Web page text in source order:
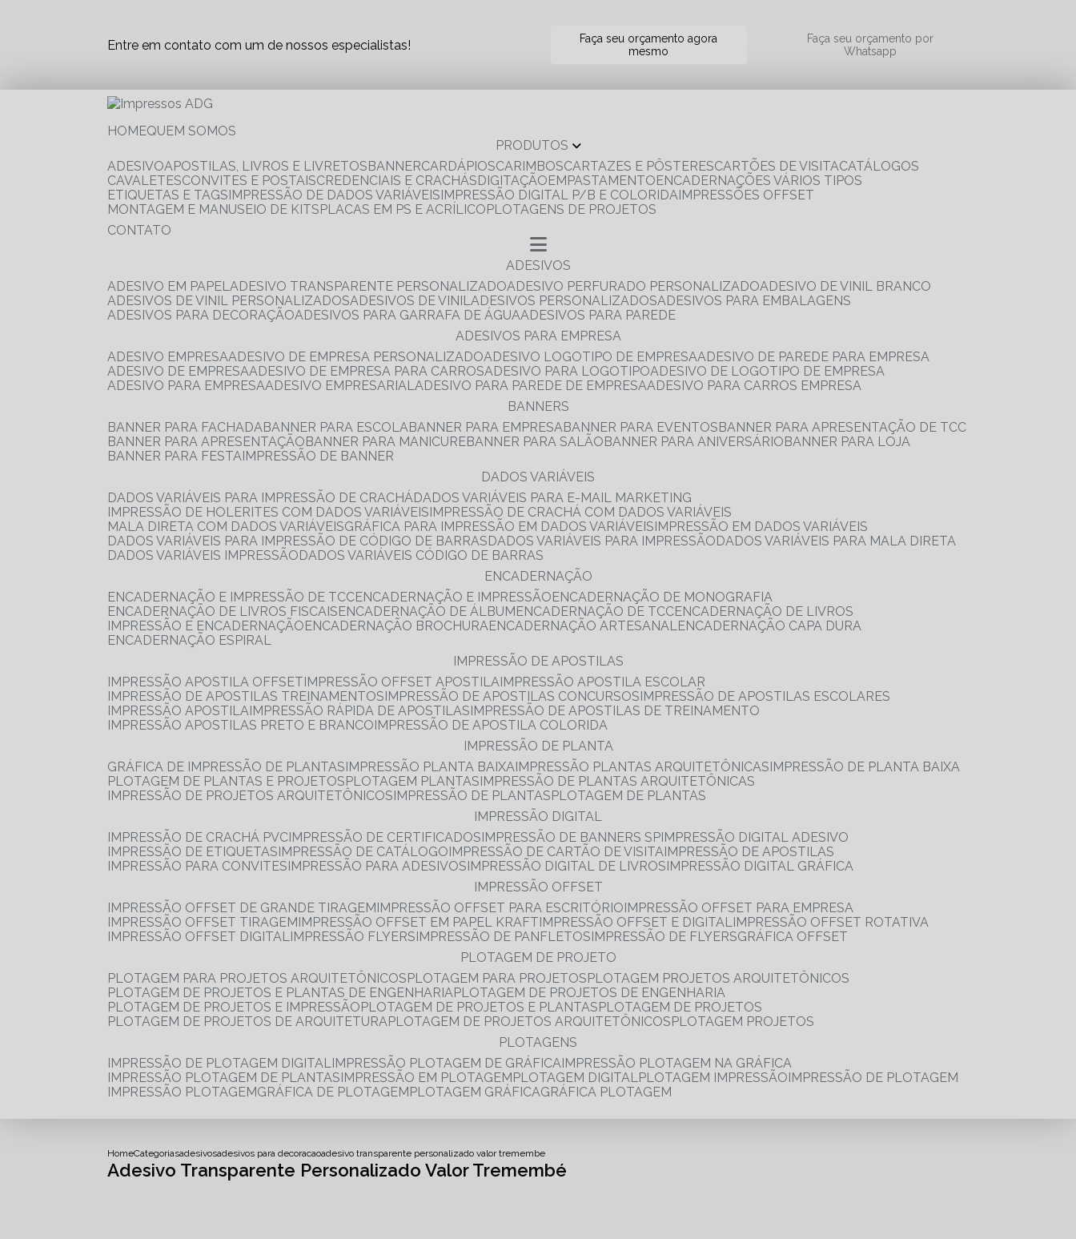
Entre em contato com um de nossos especialistas!
Faça seu orçamento agora
mesmo
Faça seu orçamento por
Whatsapp
HOME
QUEM SOMOS
PRODUTOS
ADESIVO
APOSTILAS, LIVROS E LIVRETOS BANNER CARDÁPIOS CARIMBOS CARTAZES E PÔSTERES CARTÕES DE VISITA
CATÁLOGOS
CAVALETES
CONVITES E POSTAIS CREDENCIAIS E CRACHÁS DIGITAÇÃO EMPASTAMENTO
ENCADERNAÇÕES VÁRIOS TIPOS
ETIQUETAS E TAGS IMPRESSÃO DE DADOS VARIÁVEIS IMPRESSÃO DIGITAL P/B E COLORIDA IMPRESSÕES OFFSET
MONTAGEM E MANUSEIO DE KITS
PLACAS EM PS E ACRÍLICO
PLOTAGENS DE PROJETOS
CONTATO
ADESIVOS
ADESIVO EM PAPEL
ADESIVO TRANSPARENTE PERSONALIZADO ADESIVO PERFURADO PERSONALIZADO
ADESIVO DE VINIL BRANCO
ADESIVOS DE VINIL PERSONALIZADOS
ADESIVOS DE VINIL ADESIVOS PERSONALIZADOS
ADESIVOS PARA EMBALAGENS
ADESIVOS PARA DECORAÇÃO
ADESIVOS PARA GARRAFA DE ÁGUA
ADESIVOS PARA PAREDE
ADESIVOS PARA EMPRESA
ADESIVO EMPRESA
ADESIVO DE EMPRESA PERSONALIZADO ADESIVO LOGOTIPO DE EMPRESA
ADESIVO DE PAREDE PARA EMPRESA
ADESIVO DE EMPRESA
ADESIVO DE EMPRESA PARA CARROS ADESIVO PARA LOGOTIPO
ADESIVO DE LOGOTIPO DE EMPRESA
ADESIVO PARA EMPRESA
ADESIVO EMPRESARIAL ADESIVO PARA PAREDE DE EMPRESA
ADESIVO PARA CARROS EMPRESA
BANNERS
BANNER PARA FACHADA
BANNER PARA ESCOLA BANNER PARA EMPRESA BANNER PARA EVENTOS
BANNER PARA APRESENTAÇÃO DE TCC
BANNER PARA APRESENTAÇÃO
BANNER PARA MANICURE BANNER PARA SALÃO BANNER PARA ANIVERSÁRIO
BANNER PARA LOJA
BANNER PARA FESTA IMPRESSÃO DE BANNER
DADOS VARIÁVEIS
DADOS VARIÁVEIS PARA IMPRESSÃO DE CRACHÁ
DADOS VARIÁVEIS PARA E-MAIL MARKETING
IMPRESSÃO DE HOLERITES COM DADOS VARIÁVEIS IMPRESSÃO DE CRACHÁ COM DADOS VARIÁVEIS
MALA DIRETA COM DADOS VARIÁVEIS
GRÁFICA PARA IMPRESSÃO EM DADOS VARIÁVEIS IMPRESSÃO EM DADOS VARIÁVEIS
DADOS VARIÁVEIS PARA IMPRESSÃO DE CÓDIGO DE BARRAS
DADOS VARIÁVEIS PARA IMPRESSÃO
DADOS VARIÁVEIS PARA MALA DIRETA
DADOS VARIÁVEIS IMPRESSÃO
DADOS VARIÁVEIS CÓDIGO DE BARRAS
ENCADERNAÇÃO
ENCADERNAÇÃO E IMPRESSÃO DE TCC
ENCADERNAÇÃO E IMPRESSÃO
ENCADERNAÇÃO DE MONOGRAFIA
ENCADERNAÇÃO DE LIVROS FISCAIS
ENCADERNAÇÃO DE ÁLBUM ENCADERNAÇÃO DE TCC
ENCADERNAÇÃO DE LIVROS
IMPRESSÃO E ENCADERNAÇÃO
ENCADERNAÇÃO BROCHURA ENCADERNAÇÃO ARTESANAL
ENCADERNAÇÃO CAPA DURA
ENCADERNAÇÃO ESPIRAL
IMPRESSÃO DE APOSTILAS
IMPRESSÃO APOSTILA OFFSET IMPRESSÃO OFFSET APOSTILA IMPRESSÃO APOSTILA ESCOLAR
IMPRESSÃO DE APOSTILAS TREINAMENTOS IMPRESSÃO DE APOSTILAS CONCURSOS IMPRESSÃO DE APOSTILAS ESCOLARES
IMPRESSÃO APOSTILA IMPRESSÃO RÁPIDA DE APOSTILAS IMPRESSÃO DE APOSTILAS DE TREINAMENTO
IMPRESSÃO APOSTILAS PRETO E BRANCO IMPRESSÃO DE APOSTILA COLORIDA
IMPRESSÃO DE PLANTA
GRÁFICA DE IMPRESSÃO DE PLANTAS IMPRESSÃO PLANTA BAIXA IMPRESSÃO PLANTAS ARQUITETÔNICAS IMPRESSÃO DE PLANTA BAIXA
PLOTAGEM DE PLANTAS E PROJETOS
PLOTAGEM PLANTAS IMPRESSÃO DE PLANTAS ARQUITETÔNICAS
IMPRESSÃO DE PROJETOS ARQUITETÔNICOS IMPRESSÃO DE PLANTAS
PLOTAGEM DE PLANTAS
IMPRESSÃO DIGITAL
IMPRESSÃO DE CRACHÁ PVC IMPRESSÃO DE CERTIFICADOS IMPRESSÃO DE BANNERS SP IMPRESSÃO DIGITAL ADESIVO
IMPRESSÃO DE ETIQUETAS IMPRESSÃO DE CATÁLOGO IMPRESSÃO DE CARTÃO DE VISITA IMPRESSÃO DE APOSTILAS
IMPRESSÃO PARA CONVITES IMPRESSÃO PARA ADESIVOS IMPRESSÃO DIGITAL DE LIVROS IMPRESSÃO DIGITAL GRÁFICA
IMPRESSÃO OFFSET
IMPRESSÃO OFFSET DE GRANDE TIRAGEM IMPRESSÃO OFFSET PARA ESCRITÓRIO IMPRESSÃO OFFSET PARA EMPRESA
IMPRESSÃO OFFSET TIRAGEM IMPRESSÃO OFFSET EM PAPEL KRAFT IMPRESSÃO OFFSET E DIGITAL IMPRESSÃO OFFSET ROTATIVA
IMPRESSÃO OFFSET DIGITAL IMPRESSÃO FLYERS IMPRESSÃO DE PANFLETOS IMPRESSÃO DE FLYERS
GRÁFICA OFFSET
PLOTAGEM DE PROJETO
PLOTAGEM PARA PROJETOS ARQUITETÔNICOS
PLOTAGEM PARA PROJETOS
PLOTAGEM PROJETOS ARQUITETÔNICOS
PLOTAGEM DE PROJETOS E PLANTAS DE ENGENHARIA
PLOTAGEM DE PROJETOS DE ENGENHARIA
PLOTAGEM DE PROJETOS E IMPRESSÃO
PLOTAGEM DE PROJETOS E PLANTAS
PLOTAGEM DE PROJETOS
PLOTAGEM DE PROJETOS DE ARQUITETURA
PLOTAGEM DE PROJETOS ARQUITETÔNICOS
PLOTAGEM PROJETOS
PLOTAGENS
IMPRESSÃO DE PLOTAGEM DIGITAL IMPRESSÃO PLOTAGEM DE GRÁFICA IMPRESSÃO PLOTAGEM NA GRÁFICA
IMPRESSÃO PLOTAGEM DE PLANTAS IMPRESSÃO EM PLOTAGEM PLOTAGEM DIGITAL PLOTAGEM IMPRESSÃO IMPRESSÃO DE PLOTAGEM
IMPRESSÃO PLOTAGEM
GRÁFICA DE PLOTAGEM PLOTAGEM GRÁFICA GRÁFICA PLOTAGEM
HomeCategoriasadesivosadesivos para decoracaoadesivo transparente personalizado valor tremembe
Adesivo Transparente Personalizado Valor Tremembé